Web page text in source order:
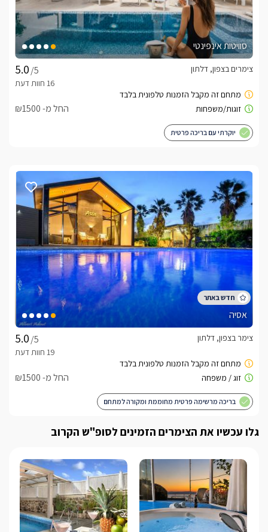
סוויטות אינפינטי
/5
צימרים בצפון, דלתון
החל מ- ₪1500
יוקרתי עם בריכה פרטית
אסיה
/5
צימר בצפון, דלתון
החל מ- ₪1500
בריכה מרשימה פרטית מחוממת ומקורה למתחם
גלו עכשיו את הצימרים הזמינים לסופ"ש הקרוב